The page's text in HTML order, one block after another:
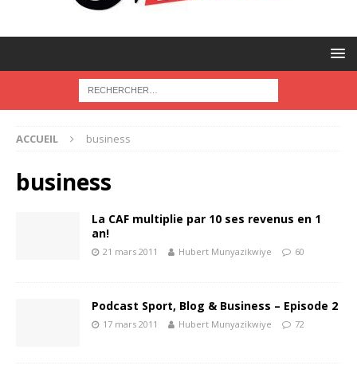
ACCUEIL business
business
La CAF multiplie par 10 ses revenus en 1
an!
21 mars 2011 Hubert Munyazikwiye 60
Podcast Sport, Blog & Business – Episode 2
17 mars 2011 Hubert Munyazikwiye 72